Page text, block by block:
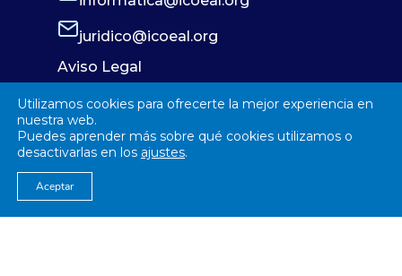
juridico@icoeal.org
Aviso Legal
Política de Cookies
© 2026
Utilizamos cookies para ofrecerte la mejor experiencia en
nuestra web.
Puedes aprender más sobre qué cookies utilizamos o
desactivarlas en los ajustes.
Aceptar